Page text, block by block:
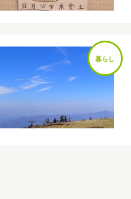
暮らし